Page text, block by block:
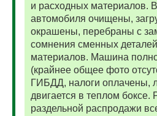
и расходных материалов.
автомобиля очищены,
окрашены, перебраны с
сомнения сменных
материалов. Машина
(крайнее общее фото
ГИБДД, налоги оплачены,
двигается в теплом боксе.
раздельной распродажи